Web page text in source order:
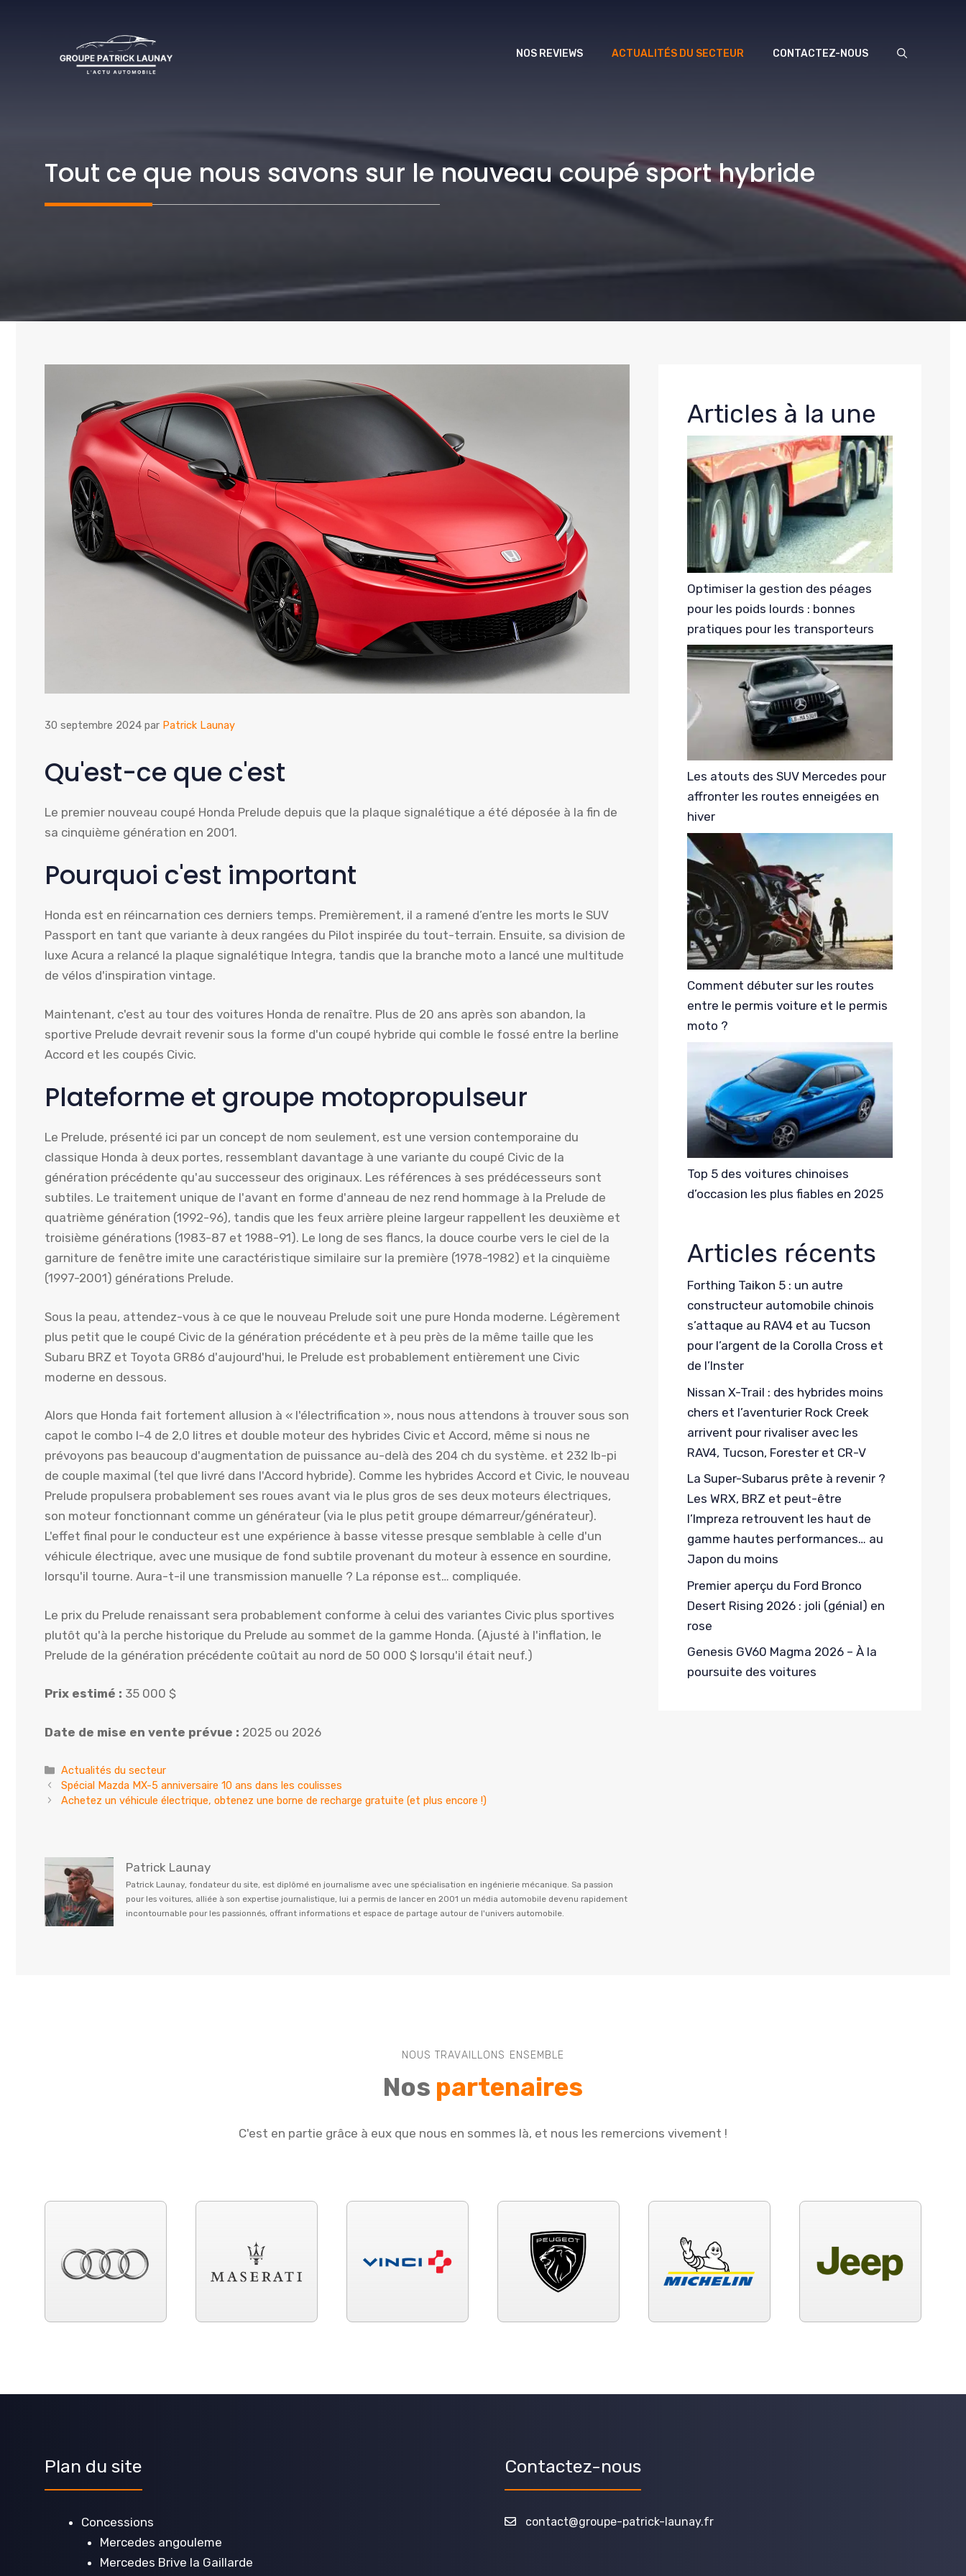
NOS REVIEWS ACTUALITÉS DU SECTEUR CONTACTEZ-NOUS
Tout ce que nous savons sur le nouveau coupé sport hybride
30 septembre 2024 par Patrick Launay
Qu'est-ce que c'est
Le premier nouveau coupé Honda Prelude depuis que la plaque signalétique a été déposée à la fin de
sa cinquième génération en 2001.
Pourquoi c'est important
Honda est en réincarnation ces derniers temps. Premièrement, il a ramené d’entre les morts le SUV
Passport en tant que variante à deux rangées du Pilot inspirée du tout-terrain. Ensuite, sa division de
luxe Acura a relancé la plaque signalétique Integra, tandis que la branche moto a lancé une multitude
de vélos d'inspiration vintage.
Maintenant, c'est au tour des voitures Honda de renaître. Plus de 20 ans après son abandon, la
sportive Prelude devrait revenir sous la forme d'un coupé hybride qui comble le fossé entre la berline
Accord et les coupés Civic.
Plateforme et groupe motopropulseur
Le Prelude, présenté ici par un concept de nom seulement, est une version contemporaine du
classique Honda à deux portes, ressemblant davantage à une variante du coupé Civic de la
génération précédente qu'au successeur des originaux. Les références à ses prédécesseurs sont
subtiles. Le traitement unique de l'avant en forme d'anneau de nez rend hommage à la Prelude de
quatrième génération (1992-96), tandis que les feux arrière pleine largeur rappellent les deuxième et
troisième générations (1983-87 et 1988-91). Le long de ses flancs, la douce courbe vers le ciel de la
garniture de fenêtre imite une caractéristique similaire sur la première (1978-1982) et la cinquième
(1997-2001) générations Prelude.
Sous la peau, attendez-vous à ce que le nouveau Prelude soit une pure Honda moderne. Légèrement
plus petit que le coupé Civic de la génération précédente et à peu près de la même taille que les
Subaru BRZ et Toyota GR86 d'aujourd'hui, le Prelude est probablement entièrement une Civic
moderne en dessous.
Alors que Honda fait fortement allusion à « l'électrification », nous nous attendons à trouver sous son
capot le combo I-4 de 2,0 litres et double moteur des hybrides Civic et Accord, même si nous ne
prévoyons pas beaucoup d'augmentation de puissance au-delà des 204 ch du système. et 232 lb-pi
de couple maximal (tel que livré dans l'Accord hybride). Comme les hybrides Accord et Civic, le nouveau
Prelude propulsera probablement ses roues avant via le plus gros de ses deux moteurs électriques,
son moteur fonctionnant comme un générateur (via le plus petit groupe démarreur/générateur).
L'effet final pour le conducteur est une expérience à basse vitesse presque semblable à celle d'un
véhicule électrique, avec une musique de fond subtile provenant du moteur à essence en sourdine,
lorsqu'il tourne. Aura-t-il une transmission manuelle ? La réponse est… compliquée.
Le prix du Prelude renaissant sera probablement conforme à celui des variantes Civic plus sportives
plutôt qu'à la perche historique du Prelude au sommet de la gamme Honda. (Ajusté à l'inflation, le
Prelude de la génération précédente coûtait au nord de 50 000 $ lorsqu'il était neuf.)
Prix ​​estimé : 35 000 $
Date de mise en vente prévue : 2025 ou 2026
Catégories
Actualités du secteur
Spécial Mazda MX-5 anniversaire 10 ans dans les coulisses
Achetez un véhicule électrique, obtenez une borne de recharge gratuite (et plus encore !)
Patrick Launay
Patrick Launay, fondateur du site, est diplômé en journalisme avec une spécialisation en ingénierie mécanique. Sa passion
pour les voitures, alliée à son expertise journalistique, lui a permis de lancer en 2001 un média automobile devenu rapidement
incontournable pour les passionnés, offrant informations et espace de partage autour de l'univers automobile.
Articles à la une
Optimiser la gestion des péages
pour les poids lourds : bonnes
pratiques pour les transporteurs
Les atouts des SUV Mercedes pour
affronter les routes enneigées en
hiver
Comment débuter sur les routes
entre le permis voiture et le permis
moto ?
Top 5 des voitures chinoises
d’occasion les plus fiables en 2025
Articles récents
Forthing Taikon 5 : un autre
constructeur automobile chinois
s’attaque au RAV4 et au Tucson
pour l’argent de la Corolla Cross et
de l’Inster
Nissan X-Trail : des hybrides moins
chers et l’aventurier Rock Creek
arrivent pour rivaliser avec les
RAV4, Tucson, Forester et CR-V
La Super-Subarus prête à revenir ?
Les WRX, BRZ et peut-être
l’Impreza retrouvent les haut de
gamme hautes performances… au
Japon du moins
Premier aperçu du Ford Bronco
Desert Rising 2026 : joli (génial) en
rose
Genesis GV60 Magma 2026 – À la
poursuite des voitures
NOUS TRAVAILLONS ENSEMBLE
Nos partenaires
C'est en partie grâce à eux que nous en sommes là, et nous les remercions vivement !
Plan du site
Concessions
Mercedes angouleme
Mercedes Brive la Gaillarde
Contactez-nous
contact@groupe-patrick-launay.fr